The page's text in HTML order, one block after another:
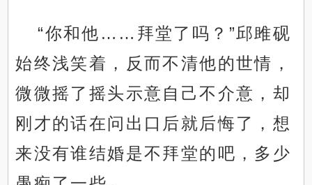
“你和他……拜堂了吗？”邱雎砚
始终浅笑着，反而不清他的世情，
微微摇了摇头示意自己不介意，却
刚才的话在问出口后就后悔了，想
来没有谁结婚是不拜堂的吧，多少